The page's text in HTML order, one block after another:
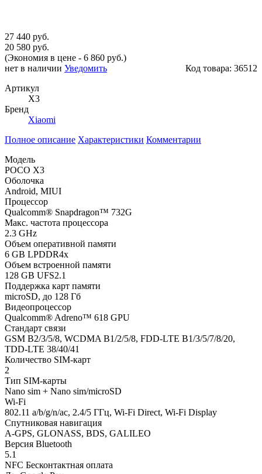
27 440 руб.
20 580 руб.
(Экономия в цене - 6 860 руб.)
Код товара: 36512
нет в наличии Уведомить
Артикул
X3
Бренд
Xiaomi
Полное описание Характеристики Комментарии
Модель
POCO X3
Оболочка
Android, MIUI
Процессор
Qualcomm® Snapdragon™ 732G
Макс. частота процессора
2.3 GHz
Объем оперативной памяти
6 GB LPDDR4x
Объем встроенной памяти
128 GB UFS2.1
Поддержка карт памяти
microSD, до 128 Гб
Видеопроцессор
Qualcomm® Adreno™ 618 GPU
Стандарт связи
GSM B2/3/5/8, WCDMA B1/2/5/8, FDD-LTE B1/3/5/7/8/20,
TDD-LTE 38/40/41
Количество SIM-карт
2
Тип SIM-карты
Nano sim + Nano sim/microSD
Wi-Fi
802.11 a/b/g/n/ac, 2.4/5 ГГц, Wi-Fi Direct, Wi-Fi Display
Спутниковая навигация
A-GPS, GLONASS, BDS, GALILEO
Версия Bluetooth
5.1
NFC Бесконтактная оплата